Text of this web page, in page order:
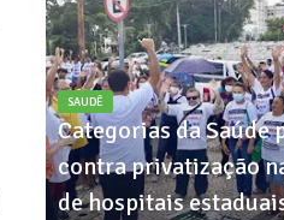
SAUDÊ
Categorias da Saúde
contra privatização
de hospitais